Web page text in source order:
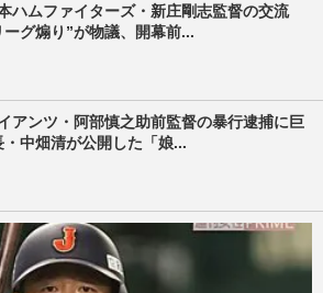
ハムファイターズ・新庄剛志監督の交流
ーグ煽り”が物議、開幕前...
アンツ・阿部慎之助前監督の暴行逮捕に巨
・中畑清が公開した「娘...